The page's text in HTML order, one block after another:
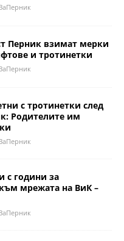
Перник взимат мерки
и тротинетки
с тротинетки след
Родителите им
с години за
мрежата на ВиК –